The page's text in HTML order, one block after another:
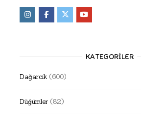
KATEGORILER
Dağarcık (600)
Düğümler (82)